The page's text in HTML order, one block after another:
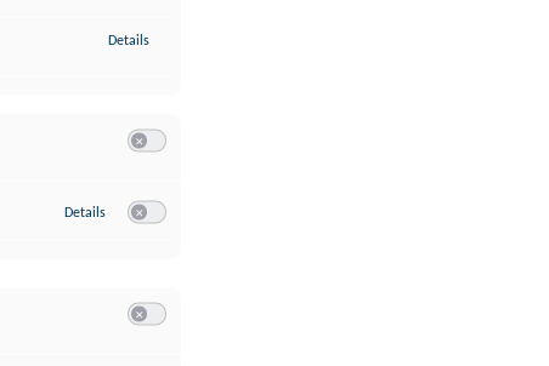
Details
Details zu Google Analytics